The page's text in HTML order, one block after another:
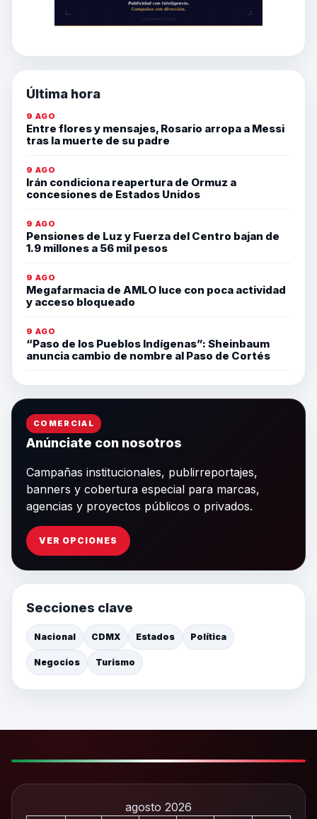
Última hora
9 AGO
Entre flores y mensajes, Rosario arropa a Messi
tras la muerte de su padre
9 AGO
Irán condiciona reapertura de Ormuz a
concesiones de Estados Unidos
9 AGO
Pensiones de Luz y Fuerza del Centro bajan de
1.9 millones a 56 mil pesos
9 AGO
Megafarmacia de AMLO luce con poca actividad
y acceso bloqueado
9 AGO
“Paso de los Pueblos Indígenas”: Sheinbaum
anuncia cambio de nombre al Paso de Cortés
COMERCIAL
Anúnciate con nosotros
Campañas institucionales, publirreportajes,
banners y cobertura especial para marcas,
agencias y proyectos públicos o privados.
VER OPCIONES
Secciones clave
Nacional CDMX Estados Política
Negocios Turismo
agosto 2026